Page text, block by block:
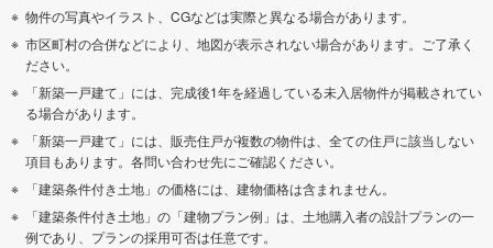
物件の写真やイラスト、CGなどは実際と異なる場合があります。
市区町村の合併などにより、地図が表示されない場合があります。ご了承く
ださい。
「新築一戸建て」には、完成後1年を経過している未入居物件が掲載されてい
る場合があります。
「新築一戸建て」には、販売住戸が複数の物件は、全ての住戸に該当しない
項目もあります。各問い合わせ先にご確認ください。
「建築条件付き土地」の価格には、建物価格は含まれません。
「建築条件付き土地」の「建物プラン例」は、土地購入者の設計プランの一
例であり、プランの採用可否は任意です。